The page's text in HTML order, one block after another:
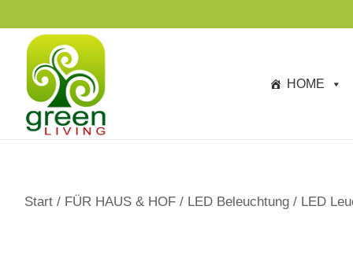
p
HOME
Start / FÜR HAUS & HOF / LED Beleuchtung / LED